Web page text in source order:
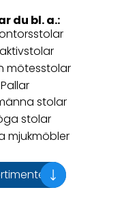
du bl. a.:
mötesstolar
Pallar
stolar
stolar
mjukmöbler